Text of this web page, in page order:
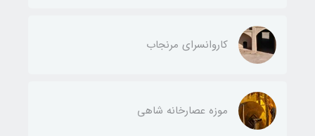
کاروانسرای مرنجاب
موزه عصارخانه شاهی